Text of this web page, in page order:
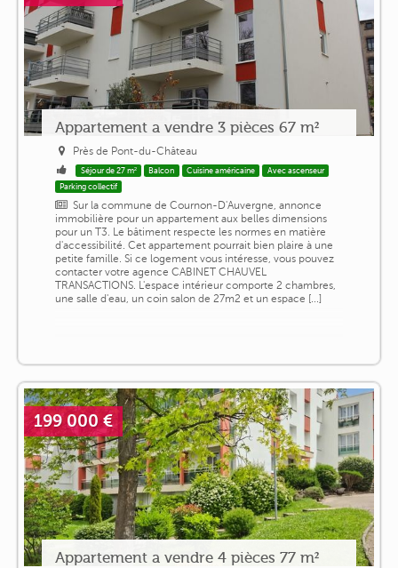
Appartement a vendre 3 pièces 67 m²
Près de Pont-du-Château
Séjour de 27 m² Balcon Cuisine américaine
Avec ascenseur
Parking collectif
Sur la commune de Cournon-D'Auvergne, annonce
immobilière pour un appartement aux belles dimensions
pour un T3. Le bâtiment respecte les normes en matière
d'accessibilité. Cet appartement pourrait bien plaire à une
petite famille. Si ce logement vous intéresse, vous pouvez
contacter votre agence CABINET CHAUVEL
TRANSACTIONS. L'espace intérieur comporte 2 chambres,
une salle d'eau, un coin salon de 27m2 et un espace [...]
199 000 €
Appartement a vendre 4 pièces 77 m²